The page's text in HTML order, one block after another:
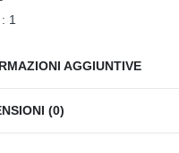
1
AGGIUNTIVE
(0)